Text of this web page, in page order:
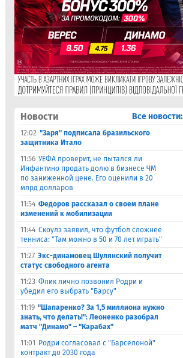
Новости Все новости:
12:02 "Заря" подписала бразильского
защитника Итало
11:56 УЕФА проверит, не пытался ли
Инфантино продать долю в бизнесе ЧМ
по заниженной цене. Его оценили в 20
млрд долларов
11:54 Федоров рассказал о своем плане
изменений к мобилизации
11:44 Скоулз заявил, что футбол сложнее
тенниса: "Там можно в 50 и 70 лет играть"
11:27 Экс-динамовец Шулянский получит
статус свободного агента
11:23 Флик лично позвонил Родри и
убедил его выбрать "Барсу"
11:19 "Шапаренко? За 1,5 миллиона нужно
знать, что делать!": Леоненко разобрал
матч "Динамо" – "Карабах"
11:01
Родри согласовал с "Барселоной"
контракт до 2030 года